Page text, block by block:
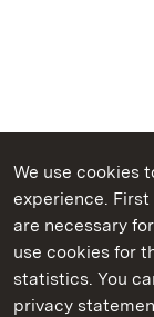
We use cookies
experience.
are necessary
use cookies for
statistics. You
privacy
State Palaces